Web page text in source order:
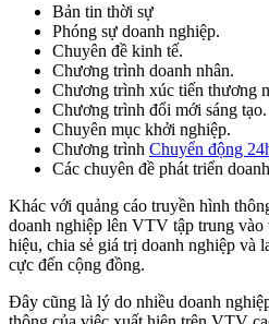
Bản tin thời sự
Phóng sự doanh nghiệp.
Chuyên đề kinh tế.
Chương trình doanh nhân.
Chương trình xúc tiến thương
Chương trình đổi mới sáng tạo.
Chuyên mục khởi nghiệp.
Chương trình Chuyển động
Các chuyên đề phát triển
Khác với quảng cáo truyền hình
doanh nghiệp lên VTV tập trung
hiệu, chia sẻ giá trị doanh nghiệp và
cực đến cộng đồng.
Đây cũng là lý do nhiều doanh